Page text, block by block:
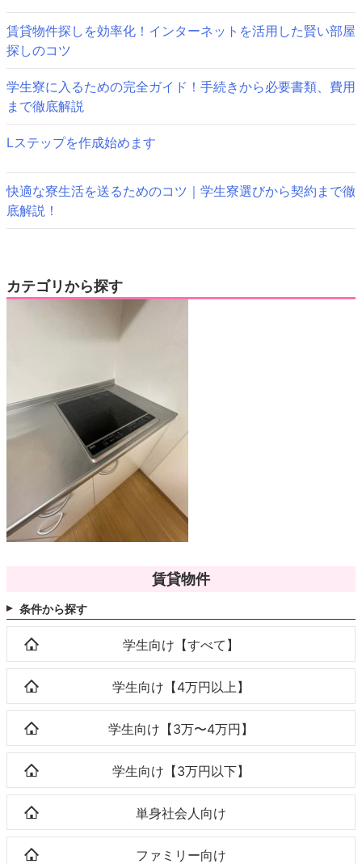
ン
賃貸物件探しを効率化！インターネットを活用した賢い部屋
探しのコツ
学生寮に入るための完全ガイド！手続きから必要書類、費用
まで徹底解説
Lステップを作成始めます
快適な寮生活を送るためのコツ｜学生寮選びから契約まで徹
底解説！
カテゴリから探す
賃貸物件
条件から探す
学生向け【すべて】
学生向け【4万円以上】
学生向け【3万〜4万円】
学生向け【3万円以下】
単身社会人向け
ファミリー向け